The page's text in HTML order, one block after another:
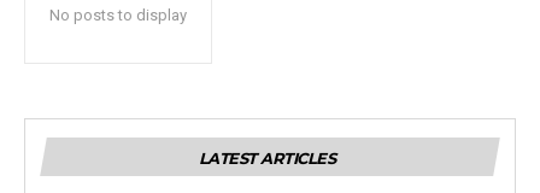
No posts to display
LATEST ARTICLES